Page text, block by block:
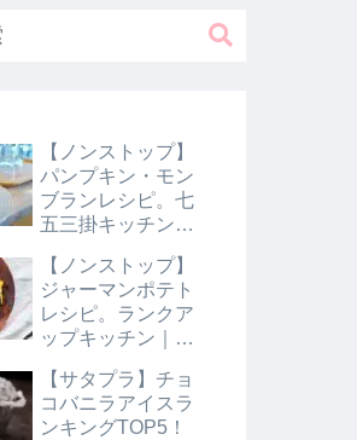
【ノンストップ】
パンプキン・モン
ブランレシピ。七
五三掛キッチン｜
【ノンストップ】
ジャーマンポテト
レシピ。ランクア
ップキッチン｜10
【サタプラ】チョ
コバニラアイスラ
ンキングTOP5！